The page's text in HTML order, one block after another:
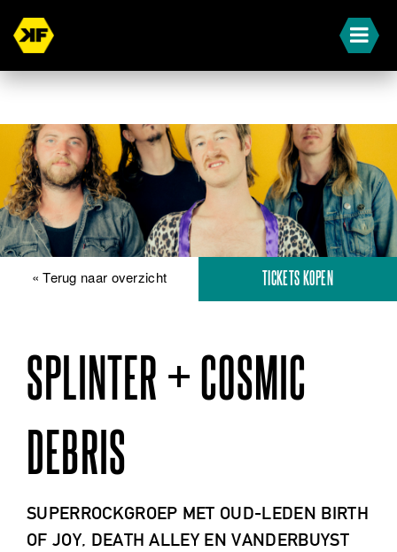
« Terug naar overzicht TICKETS KOPEN
SPLINTER + COSMIC
DEBRIS
SUPERROCKGROEP MET OUD-LEDEN BIRTH
OF JOY, DEATH ALLEY EN VANDERBUYST